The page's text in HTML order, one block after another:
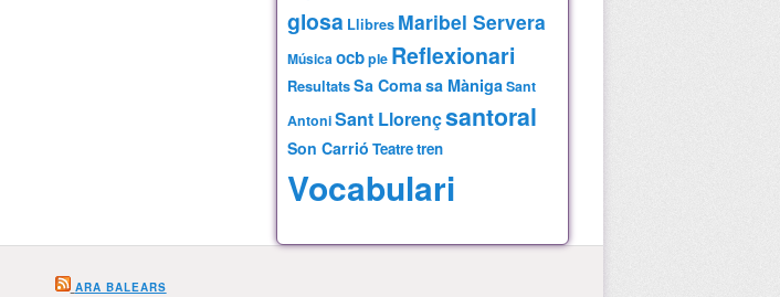
glosa Llibres Maribel Servera
Músicaocbple Reflexionari
ResultatsSa Comasa MànigaSant
AntoniSant Llorençsantoral
Son Carrió Teatretren
Vocabulari
ARA BALEARS